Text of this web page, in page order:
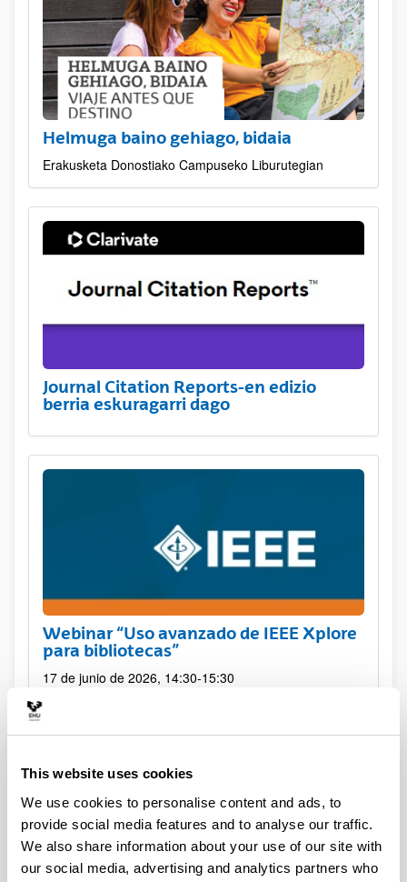
This website uses cookies
We use cookies to personalise content and ads, to
provide social media features and to analyse our traffic.
We also share information about your use of our site with
our social media, advertising and analytics partners who
Helmuga baino gehiago, bidaia
Erakusketa Donostiako Campuseko Liburutegian
Journal Citation Reports-en edizio
berria eskuragarri dago
Webinar “Uso avanzado de IEEE Xplore
para bibliotecas”
17 de junio de 2026, 14:30-15:30